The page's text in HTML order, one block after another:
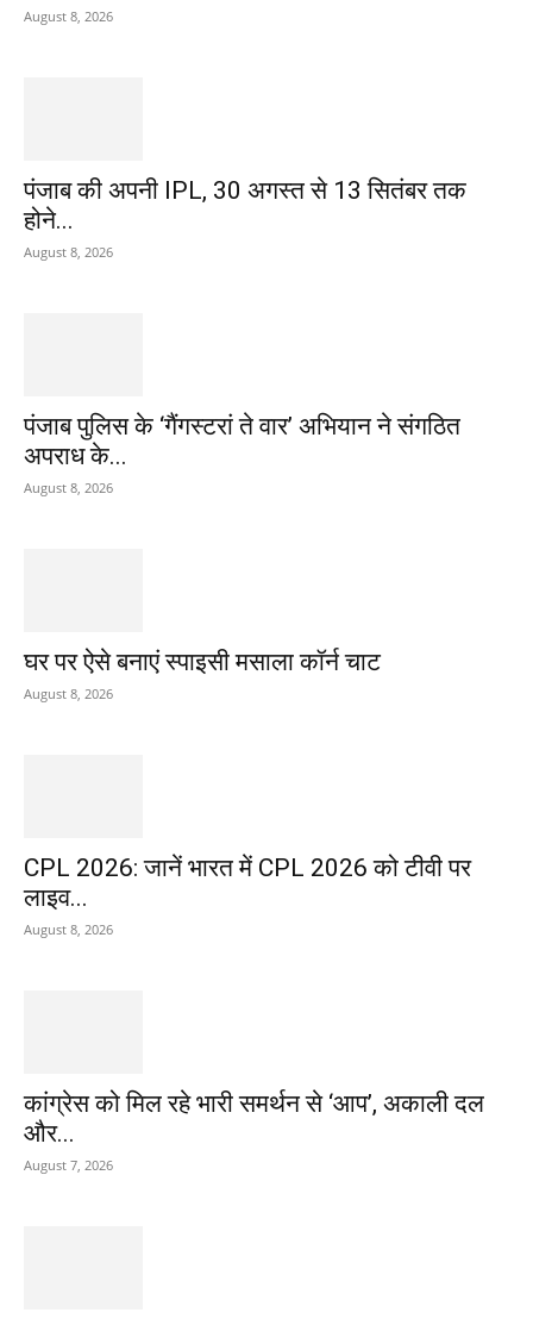
August 8, 2026
पंजाब की अपनी IPL, 30 अगस्त से 13 सितंबर तक
होने...
August 8, 2026
पंजाब पुलिस के ‘गैंगस्टरां ते वार’ अभियान ने संगठित
अपराध के...
August 8, 2026
घर पर ऐसे बनाएं स्पाइसी मसाला कॉर्न चाट
August 8, 2026
CPL 2026: जानें भारत में CPL 2026 को टीवी पर
लाइव...
August 8, 2026
कांग्रेस को मिल रहे भारी समर्थन से ‘आप’, अकाली दल
और...
August 7, 2026